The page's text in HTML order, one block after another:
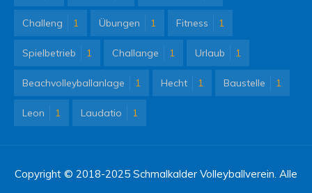
Challeng 1 Übungen 1 Fitness 1
Spielbetrieb 1 Challange 1 Urlaub 1
Beachvolleyballanlage 1 Hecht 1 Baustelle 1
Leon 1 Laudatio 1
Copyright © 2018-2025 Schmalkalder Volleyballverein. Alle